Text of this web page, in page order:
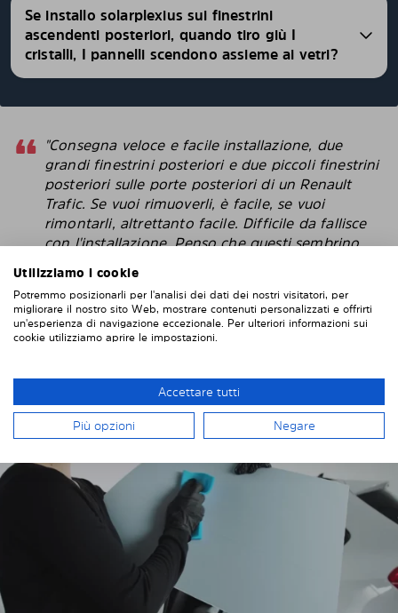
Se installo solarplexius sui finestrini
ascendenti posteriori, quando tiro giù I
cristalli, I pannelli scendono assieme ai vetri?
"Consegna veloce e facile installazione, due
grandi finestrini posteriori e due piccoli finestrini
posteriori sulle porte posteriori di un Renault
Trafic. Se vuoi rimuoverli, è facile, se vuoi
rimontarli, altrettanto facile. Difficile da fallisce
con l'installazione. Penso che questi sembrino
attacchi direttamente alla finestra. "
Robert
INSTALLAZIONE DI SOLARPLEXIUS
Utilizziamo i cookie
Potremmo posizionarli per l'analisi dei dati dei nostri visitatori, per
migliorare il nostro sito Web, mostrare contenuti personalizzati e offrirti
un'esperienza di navigazione eccezionale. Per ulteriori informazioni sui
cookie utilizziamo aprire le impostazioni.
Accettare tutti
Più opzioni Negare